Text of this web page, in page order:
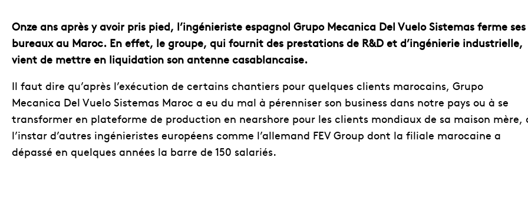
Onze ans après y avoir pris pied, l’ingénieriste espagnol Grupo Mecanica Del Vuelo Sistemas ferme ses
bureaux au Maroc. En effet, le groupe, qui fournit des prestations de R&D et d’ingénierie industrielle,
vient de mettre en liquidation son antenne casablancaise.
Il faut dire qu’après l’exécution de certains chantiers pour quelques clients marocains, Grupo
Mecanica Del Vuelo Sistemas Maroc a eu du mal à pérenniser son business dans notre pays ou à se
transformer en plateforme de production en nearshore pour les clients mondiaux de sa maison mère,
l’instar d’autres ingénieristes européens comme l’allemand FEV Group dont la filiale marocaine a
dépassé en quelques années la barre de 150 salariés.